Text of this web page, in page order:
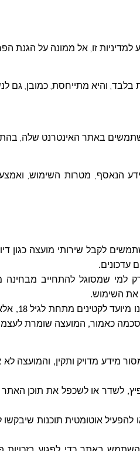
למדיניות זו, אל ממונה על הגנת
בלבד, והיא מתייחסת, כמובן, גם
באתר האינטרנט שלה,
הנאסף, מטרות השימוש,
לקבל שירותי מועצה כגון
עדכונים.
למי שמסוגל להתחייב מבחינה
את השימוש.
השימוש
כאמור, המועצה שומרת
מידע מדויק ותקין, והמועצה לא
לשדר או לשכפל את תוכן
להפעיל אוטומטית תוכנות